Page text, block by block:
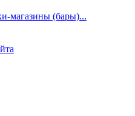
магазины (бары)...